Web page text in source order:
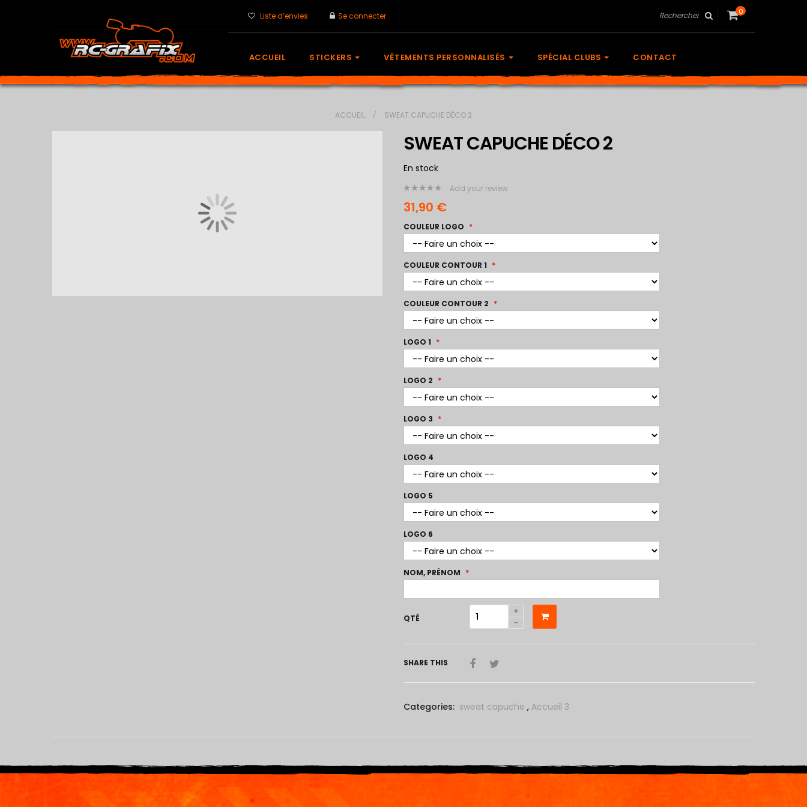
Liste d’envies Se connecter 0
Rechercher
ACCUEIL STICKERS VÊTEMENTS PERSONNALISÉS SPÉCIAL CLUBS CONTACT
ACCUEIL SWEAT CAPUCHE DÉCO 2
SWEAT CAPUCHE DÉCO 2
En stock
Add your review
31,90 €
COULEUR LOGO
COULEUR CONTOUR 1
COULEUR CONTOUR 2
LOGO 1
LOGO 2
LOGO 3
LOGO 4
LOGO 5
LOGO 6
NOM, PRÉNOM
QTÉ
SHARE THIS
Categories: sweat capuche , Accueil 3